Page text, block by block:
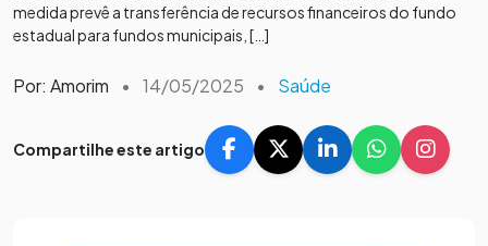
medida prevê a transferência de recursos financeiros do fundo
estadual para fundos municipais, […]
Por: Amorim • 14/05/2025 • Saúde
Compartilhe este artigo